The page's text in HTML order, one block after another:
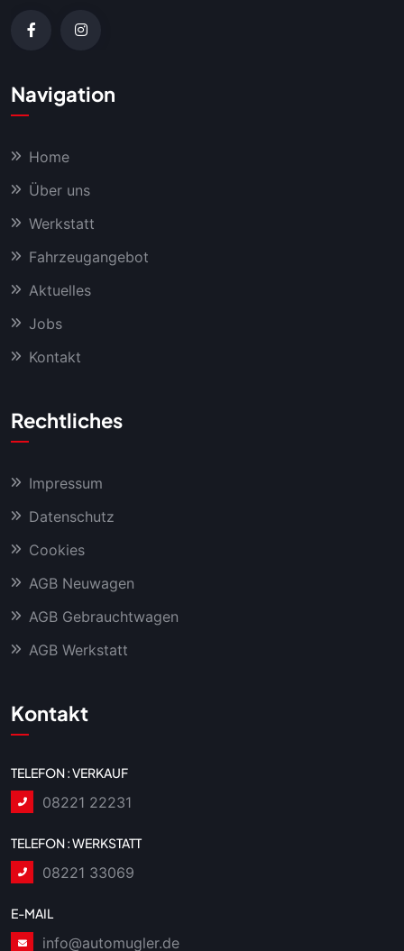
Navigation
Home
Über uns
Werkstatt
Fahrzeugangebot
Aktuelles
Jobs
Kontakt
Rechtliches
Impressum
Datenschutz
Cookies
AGB Neuwagen
AGB Gebrauchtwagen
AGB Werkstatt
Kontakt
TELEFON : VERKAUF
08221 22231
TELEFON : WERKSTATT
08221 33069
E-MAIL
info@automugler.de